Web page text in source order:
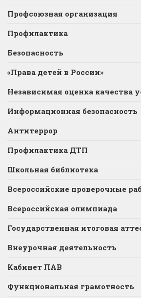
Профсоюзная организация
Профилактика
Безопасность
«Права детей в России»
Независимая оценка качества
Информационная безопасность
Антитеррор
Профилактика ДТП
Школьная библиотека
Всероссийские проверочные
Всероссийская олимпиада
Государственная итоговая
Внеурочная деятельность
Кабинет ПАВ
Функциональная грамотность